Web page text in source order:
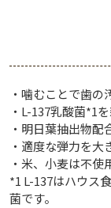
・噛むことで歯の
・L-137乳酸菌*1
・明日葉抽出物配
・適度な弾力を大
・米、小麦は不使
*1 L-137はハウス
菌です。